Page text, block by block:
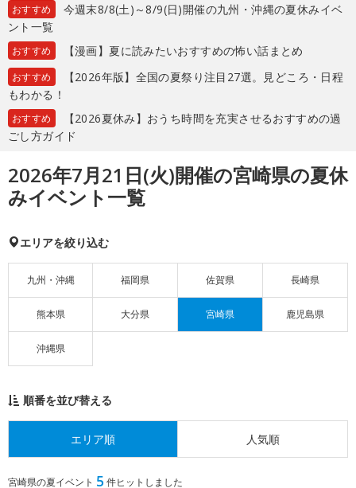
おすすめ
今週末8/8(土)～8/9(日)開催の九州・沖縄の夏休みイベ
ント一覧
おすすめ 【漫画】夏に読みたいおすすめの怖い話まとめ
おすすめ
【2026年版】全国の夏祭り注目27選。見どころ・日程
もわかる！
おすすめ
【2026夏休み】おうち時間を充実させるおすすめの過
ごし方ガイド
2026年7月21日(火)開催の宮崎県の夏休
みイベント一覧
エリアを絞り込む
九州・沖縄 福岡県 佐賀県 長崎県
熊本県 大分県 宮崎県 鹿児島県
沖縄県
順番を並び替える
エリア順 人気順
宮崎県の夏イベント 5 件ヒットしました